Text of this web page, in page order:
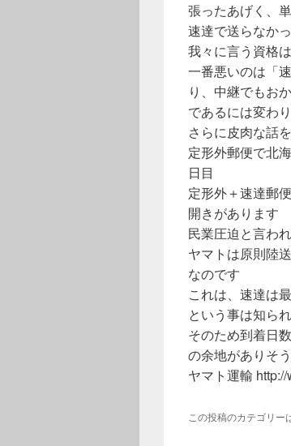
張ったあげく、
速達で送らなか
我々に言う資格
一番悪いのは「
り、中継でもお
であるには変わ
さらに皮肉な話
定形外郵便で北
日目
定形外＋速達郵
開きがあります
民業圧迫と言わ
ヤマトは原則陸
なのです
これは、速達は
という事は知ら
そのため到着日
の余地がありそ
ヤマト運輸
この投稿のカテゴリー